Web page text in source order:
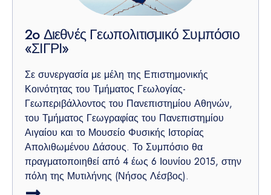
2o Διεθνές Γεωπολιτισμικό Συμπόσιο
«ΣΙΓΡΙ»
Σε συνεργασία με μέλη της Επιστημονικής
Κοινότητας του Τμήματος Γεωλογίας-
Γεωπεριβάλλοντος του Πανεπιστημίου Αθηνών,
του Τμήματος Γεωγραφίας του Πανεπιστημίου
Αιγαίου και το Μουσείο Φυσικής Ιστορίας
Απολιθωμένου Δάσους. Το Συμπόσιο θα
πραγματοποιηθεί από 4 έως 6 Ιουνίου 2015, στην
πόλη της Μυτιλήνης (Νήσος Λέσβος).